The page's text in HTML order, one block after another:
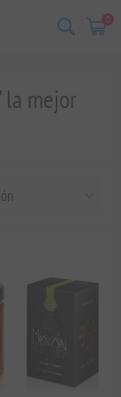
0
la mejor